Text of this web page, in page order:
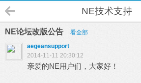
NE技术支持
NE论坛改版公告
看全部
aegeansupport
2014-11-11 20:30:12
亲爱的NE用户们，大家好！